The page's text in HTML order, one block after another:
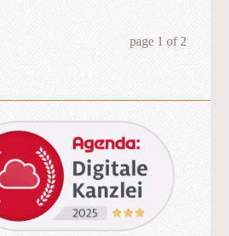
page 1 of2